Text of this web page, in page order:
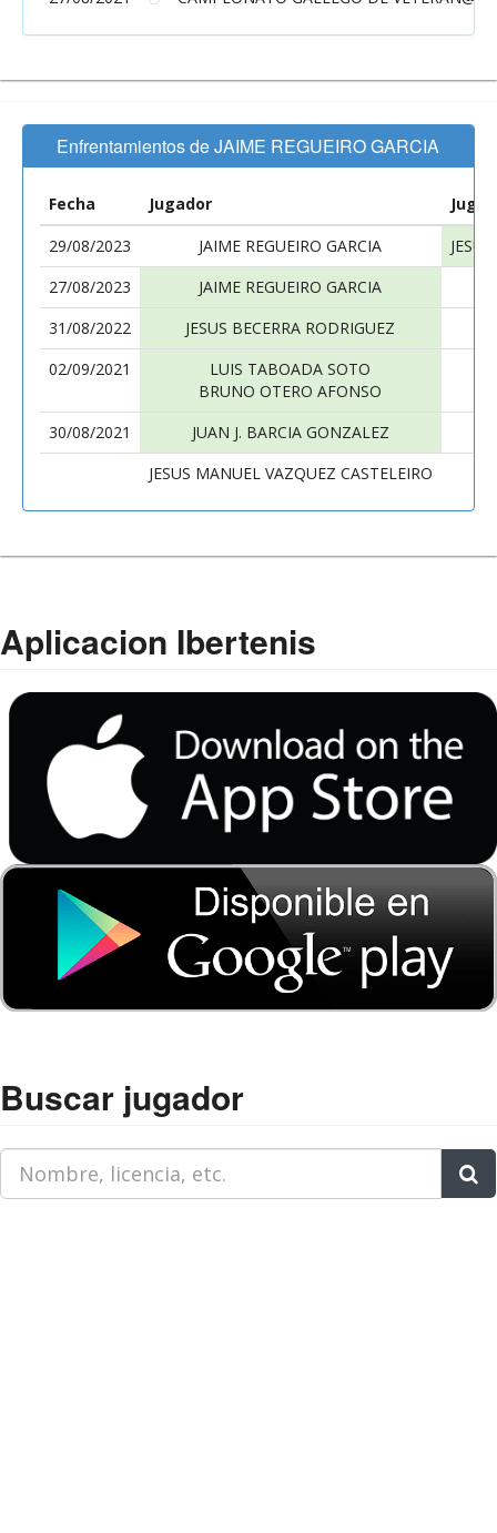
Enfrentamientos de JAIME REGUEIRO GARCIA
Fecha Jugador
29/08/2023
JAIME REGUEIRO GARCIA
27/08/2023
JAIME REGUEIRO GARCIA
31/08/2022
JESUS BECERRA RODRIGUEZ
02/09/2021
LUIS TABOADA SOTO
BRUNO OTERO AFONSO
30/08/2021
JUAN J. BARCIA GONZALEZ
JESUS MANUEL VAZQUEZ CASTELEIRO
Aplicacion Ibertenis
Buscar jugador